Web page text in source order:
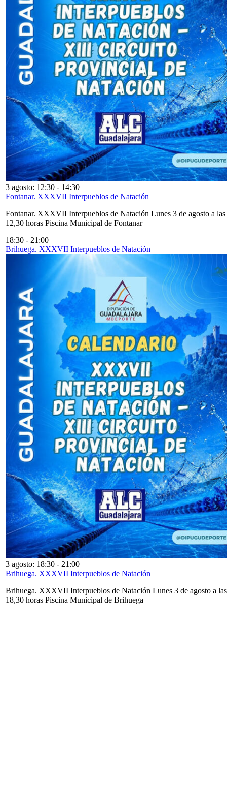
3 agosto: 12:30 - 14:30
Fontanar. XXXVII Interpueblos de Natación
Fontanar. XXXVII Interpueblos de Natación Lunes 3 de agosto a las
12,30 horas Piscina Municipal de Fontanar
18:30 - 21:00
Brihuega. XXXVII Interpueblos de Natación
3 agosto: 18:30 - 21:00
Brihuega. XXXVII Interpueblos de Natación
Brihuega. XXXVII Interpueblos de Natación Lunes 3 de agosto a las
18,30 horas Piscina Municipal de Brihuega